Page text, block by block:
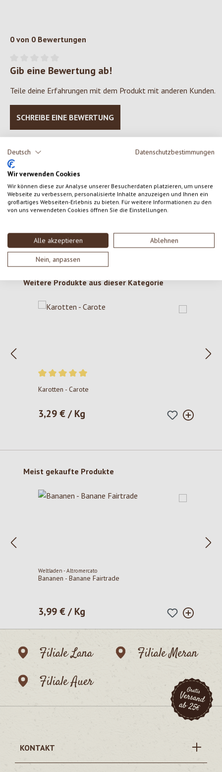
Deutsch Datenschutzbestimmungen
Wir verwenden Cookies
Wir können diese zur Analyse unserer Besucherdaten platzieren, um unsere
Webseite zu verbessern, personalisierte Inhalte anzuzeigen und Ihnen ein
großartiges Webseiten-Erlebnis zu bieten. Für weitere Informationen zu den
von uns verwendeten Cookies öffnen Sie die Einstellungen.
Alle akzeptieren Ablehnen
Nein, anpassen
0 von 0 Bewertungen
Durchschnittliche Bewertung von 0 von 5 Sternen
Gib eine Bewertung ab!
Teile deine Erfahrungen mit dem Produkt mit anderen Kunden.
SCHREIBE EINE BEWERTUNG
Keine Bewertungen gefunden. Gehe voran und teile
deine Erkenntnisse mit anderen.
Produktgalerie überspringen
Weitere Produkte aus dieser Kategorie
Durchschnittliche Bewertung von 5 von 5 Sternen
Karotten - Carote
Regulärer Preis:
3,29 € / Kg
Produktgalerie überspringen
Meist gekaufte Produkte
Weltladen - Altromercato
Bananen - Banane Fairtrade
Regulärer Preis:
3,99 € / Kg
Filiale Lana
Filiale Meran
Filiale Auer
KONTAKT